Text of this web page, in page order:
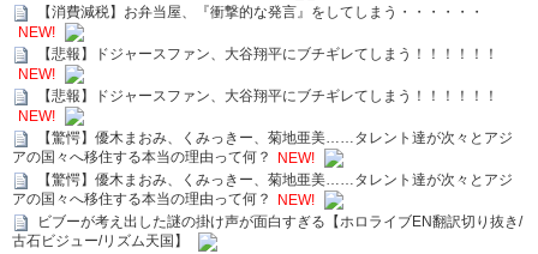
【消費減税】お弁当屋、『衝撃的な発言』をしてしまう・・・・・・
NEW!
【悲報】ドジャースファン、大谷翔平にブチギレてしまう！！！！！！
NEW!
【悲報】ドジャースファン、大谷翔平にブチギレてしまう！！！！！！
NEW!
【驚愕】優木まおみ、くみっきー、菊地亜美……タレント達が次々とアジ
アの国々へ移住する本当の理由って何？
NEW!
【驚愕】優木まおみ、くみっきー、菊地亜美……タレント達が次々とアジ
アの国々へ移住する本当の理由って何？
NEW!
ビブーが考え出した謎の掛け声が面白すぎる【ホロライブEN翻訳切り抜き/
古石ビジュー/リズム天国】